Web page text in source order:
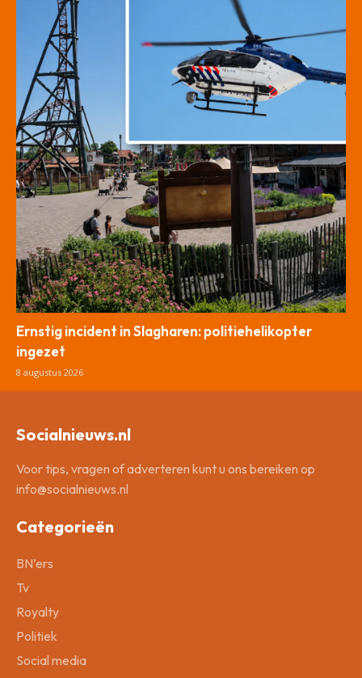
Ernstig incident in Slagharen: politiehelikopter
ingezet
8 augustus 2026
Socialnieuws.nl
Voor tips, vragen of adverteren kunt u ons bereiken op
info@socialnieuws.nl
Categorieën
BN’ers
Tv
Royalty
Politiek
Social media